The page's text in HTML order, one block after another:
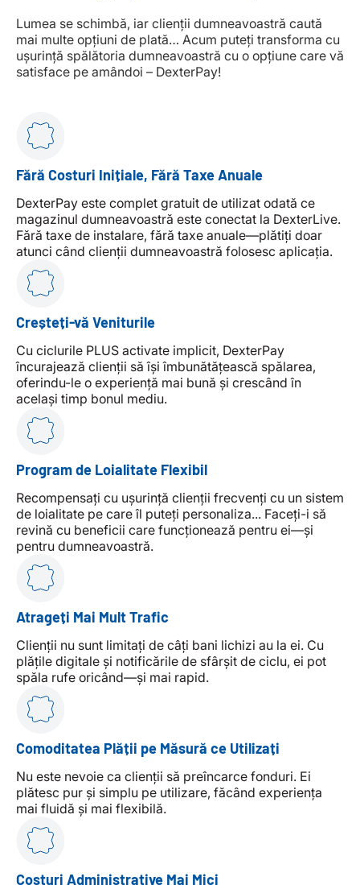
Lumea se schimbă, iar clienții dumneavoastră caută
mai multe opțiuni de plată… Acum puteți transforma cu
ușurință spălătoria dumneavoastră cu o opțiune care vă
satisface pe amândoi – DexterPay!
Fără Costuri Inițiale, Fără Taxe Anuale
DexterPay este complet gratuit de utilizat odată ce
magazinul dumneavoastră este conectat la DexterLive.
Fără taxe de instalare, fără taxe anuale—plătiți doar
atunci când clienții dumneavoastră folosesc aplicația.
Creșteți-vă Veniturile
Cu ciclurile PLUS activate implicit, DexterPay
încurajează clienții să își îmbunătățească spălarea,
oferindu-le o experiență mai bună și crescând în
același timp bonul mediu.
Program de Loialitate Flexibil
Recompensați cu ușurință clienții frecvenți cu un sistem
de loialitate pe care îl puteți personaliza... Faceți-i să
revină cu beneficii care funcționează pentru ei—și
pentru dumneavoastră.
Atrageți Mai Mult Trafic
Clienții nu sunt limitați de câți bani lichizi au la ei. Cu
plățile digitale și notificările de sfârșit de ciclu, ei pot
spăla rufe oricând—și mai rapid.
Comoditatea Plății pe Măsură ce Utilizați
Nu este nevoie ca clienții să preîncarce fonduri. Ei
plătesc pur și simplu pe utilizare, făcând experiența
mai fluidă și mai flexibilă.
Costuri Administrative Mai Mici